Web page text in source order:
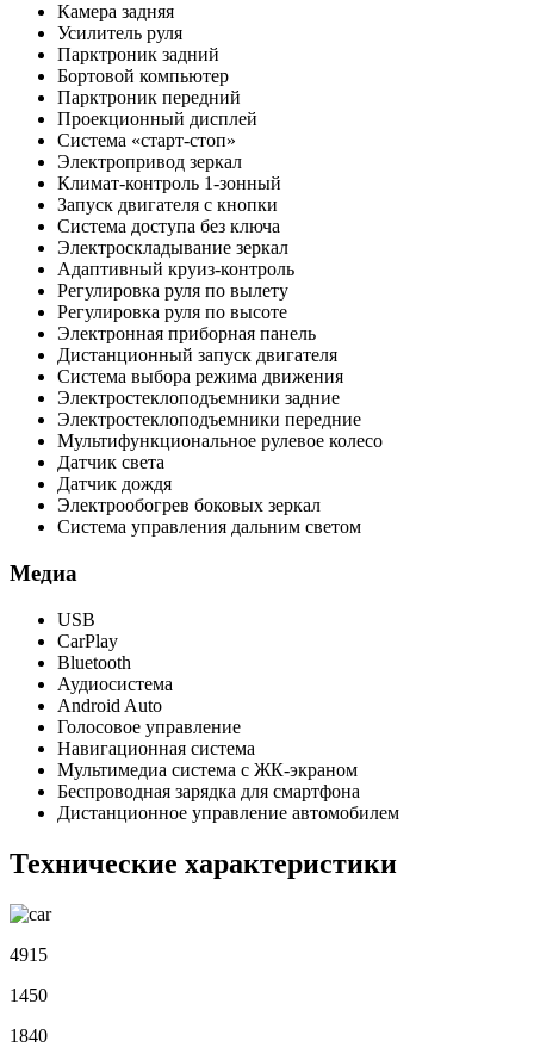
Камера задняя
Усилитель руля
Парктроник задний
Бортовой компьютер
Парктроник передний
Проекционный дисплей
Система «старт-стоп»
Электропривод зеркал
Климат-контроль 1-зонный
Запуск двигателя с кнопки
Система доступа без ключа
Электроскладывание зеркал
Адаптивный круиз-контроль
Регулировка руля по вылету
Регулировка руля по высоте
Электронная приборная панель
Дистанционный запуск двигателя
Система выбора режима движения
Электростеклоподъемники задние
Электростеклоподъемники передние
Мультифункциональное рулевое колесо
Датчик света
Датчик дождя
Электрообогрев боковых зеркал
Система управления дальним светом
Медиа
USB
CarPlay
Bluetooth
Аудиосистема
Android Auto
Голосовое управление
Навигационная система
Мультимедиа система с ЖК-экраном
Беспроводная зарядка для смартфона
Дистанционное управление автомобилем
Технические характеристики
4915
1450
1840